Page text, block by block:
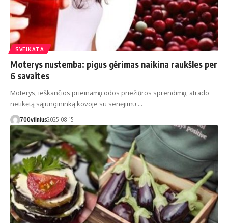
SVEIKATA
Moterys nustemba: pigus gėrimas naikina raukšles per
6 savaites
Moterys, ieškančios prieinamų odos priežiūros sprendimų, atrado
netikėtą sąjungininką kovoje su senėjimu:…
700vilnius2025-08-15